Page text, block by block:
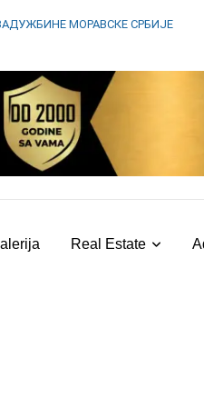
МОРАВСКЕ СРБИЈЕ
Real Estate